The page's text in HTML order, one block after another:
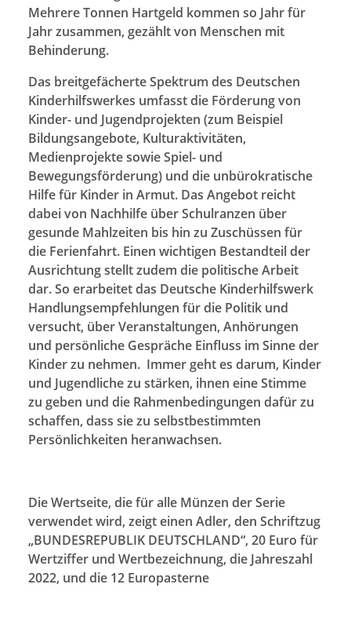
Mehrere Tonnen Hartgeld kommen so Jahr für
Jahr zusammen, gezählt von Menschen mit
Behinderung.
Das breitgefächerte Spektrum des Deutschen
Kinderhilfswerkes umfasst die Förderung von
Kinder- und Jugendprojekten (zum Beispiel
Bildungsangebote, Kulturaktivitäten,
Medienprojekte sowie Spiel- und
Bewegungsförderung) und die unbürokratische
Hilfe für Kinder in Armut. Das Angebot reicht
dabei von Nachhilfe über Schulranzen über
gesunde Mahlzeiten bis hin zu Zuschüssen für
die Ferienfahrt. Einen wichtigen Bestandteil der
Ausrichtung stellt zudem die politische Arbeit
dar. So erarbeitet das Deutsche Kinderhilfswerk
Handlungsempfehlungen für die Politik und
versucht, über Veranstaltungen, Anhörungen
und persönliche Gespräche Einfluss im Sinne der
Kinder zu nehmen. Immer geht es darum, Kinder
und Jugendliche zu stärken, ihnen eine Stimme
zu geben und die Rahmenbedingungen dafür zu
schaffen, dass sie zu selbstbestimmten
Persönlichkeiten heranwachsen.
Die Wertseite, die für alle Münzen der Serie
verwendet wird, zeigt einen Adler, den Schriftzug
„BUNDESREPUBLIK DEUTSCHLAND“, 20 Euro für
Wertziffer und Wertbezeichnung, die Jahreszahl
2022, und die 12 Europasterne